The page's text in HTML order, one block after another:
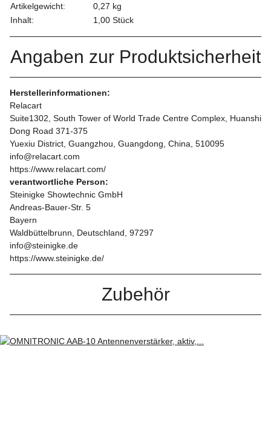
Artikelgewicht:
0,27 kg
Inhalt:
1,00 Stück
Angaben zur Produktsicherheit
Herstellerinformationen:
Relacart
Suite1302, South Tower of World Trade Centre Complex, Huanshi
Dong Road 371-375
Yuexiu District, Guangzhou, Guangdong, China, 510095
info@relacart.com
https://www.relacart.com/
verantwortliche Person:
Steinigke Showtechnic GmbH
Andreas-Bauer-Str. 5
Bayern
Waldbüttelbrunn, Deutschland, 97297
info@steinigke.de
https://www.steinigke.de/
Zubehör